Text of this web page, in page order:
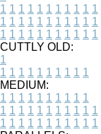
1 1 1 1 1 1 1 1 1 1 1
1 1 1 1 1 1 1 1 1 1 1
1 1 1 1 1 1 1 1 1 1 1
CUTTLY OLD:
1
1 1 1 1 1 1 1 1 1 1
MEDIUM:
1 1 1 1 1 1 1 1 1 1
1 1 1 1 1 1 1 1 1 1 1
1 1 1 1 1 1 1 1 1 1 1